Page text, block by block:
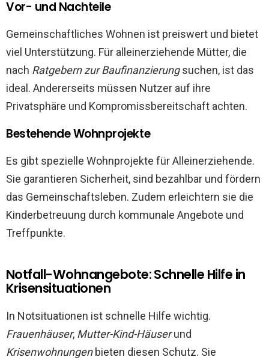
Vor- und Nachteile
Gemeinschaftliches Wohnen ist preiswert und bietet
viel Unterstützung. Für alleinerziehende Mütter, die
nach Ratgebern zur Baufinanzierungsuchen, ist das
ideal. Andererseits müssen Nutzer auf ihre
Privatsphäre und Kompromissbereitschaft achten.
Bestehende Wohnprojekte
Es gibt spezielle Wohnprojekte für Alleinerziehende.
Sie garantieren Sicherheit, sind bezahlbar und fördern
das Gemeinschaftsleben. Zudem erleichtern sie die
Kinderbetreuung durch kommunale Angebote und
Treffpunkte.
Notfall-Wohnangebote: Schnelle Hilfe in
Krisensituationen
In Notsituationen ist schnelle Hilfe wichtig.
Frauenhäuser, Mutter-Kind-Häuserund
Krisenwohnungenbieten diesen Schutz. Sie